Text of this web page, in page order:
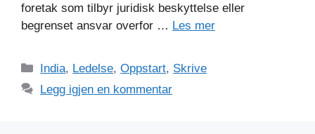
foretak som tilbyr juridisk beskyttelse eller
begrenset ansvar overfor … Les mer
Kategorier
India, Ledelse,Oppstart, Skrive
Legg igjen en kommentar